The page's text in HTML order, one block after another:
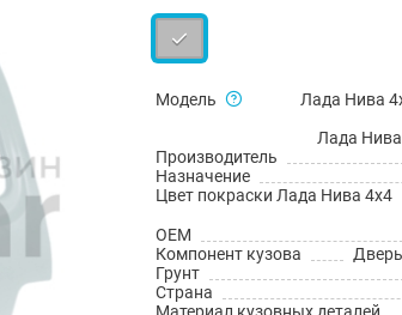
Модель
Лада Нива
Лада
Производитель
Назначение
Цвет покраски Лада Нива 4х4
OEM
Компонент кузова
Грунт
Страна